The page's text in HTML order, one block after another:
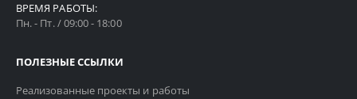
ВРЕМЯ РАБОТЫ:
Пн. - Пт. / 09:00 - 18:00
ПОЛЕЗНЫЕ ССЫЛКИ
Реализованные проекты и работы